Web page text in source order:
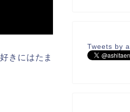
きにはたま
Tweets by